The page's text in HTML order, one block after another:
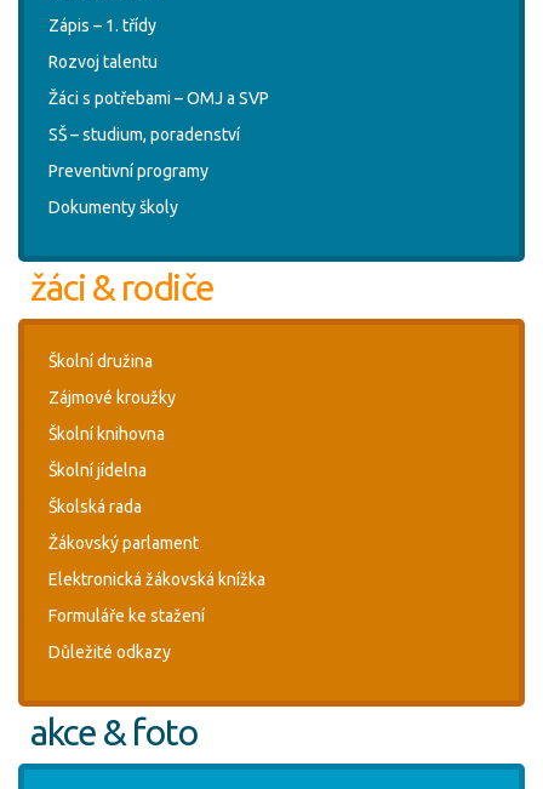
Zápis – 1. třídy
Rozvoj talentu
Žáci s potřebami – OMJ a SVP
SŠ – studium, poradenství
Preventivní programy
Dokumenty školy
žáci & rodiče
Školní družina
Zájmové kroužky
Školní knihovna
Školní jídelna
Školská rada
Žákovský parlament
Elektronická žákovská knížka
Formuláře ke stažení
Důležité odkazy
akce & foto